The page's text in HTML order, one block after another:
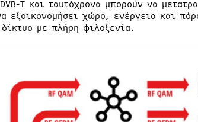
T και ταυτόχρονα μπορούν να
εξοικονομήσει χώρο, ενέργεια και
με πλήρη φιλοξενία.